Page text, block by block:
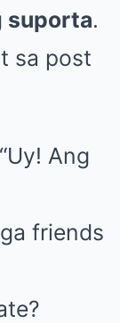
suporta.
sa post
“Uy! Ang
friends